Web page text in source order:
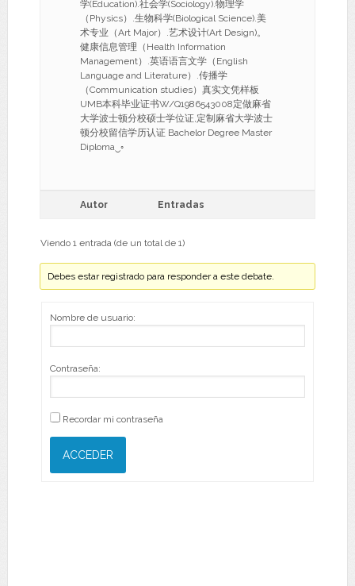
学(Education).社会学(Sociology).物理学
（Physics）.生物科学(Biological Science).美
术专业（Art Major）.艺术设计(Art Design)。
健康信息管理（Health Information
Management）.英语语言文学（English
Language and Literature）.传播学
（Communication studies）真实文凭样板
UMB本科毕业证书W/Q1986543008定做麻省
大学波士顿分校硕士学位证,定制麻省大学波士
顿分校留信学历认证 Bachelor Degree Master
Diploma‿◦
Autor Entradas
Viendo 1 entrada (de un total de 1)
Debes estar registrado para responder a este debate.
Nombre de usuario:
Contraseña:
Recordar mi contraseña
ACCEDER